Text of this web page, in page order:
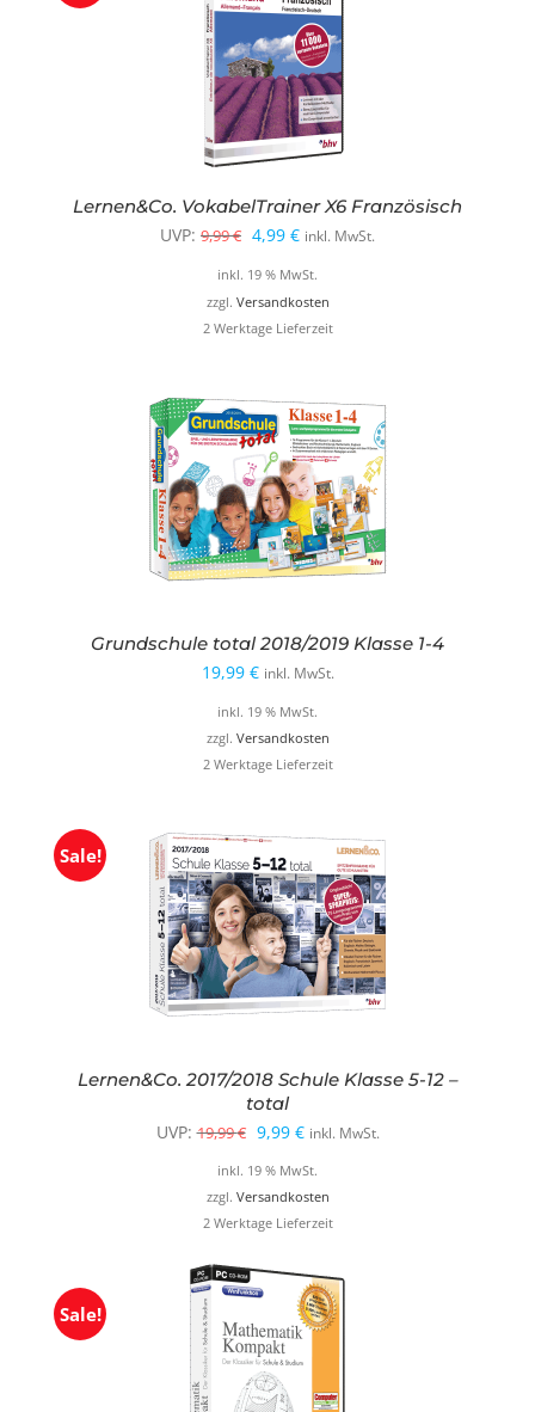
Lernen&Co. VokabelTrainer X6 Französisch
UVP: 9,99€ Ursprünglicher
Preis
war:
9,99 €
4,99 €Aktueller
Preis
ist:
4,99 €.
inkl. MwSt.
inkl. 19 % MwSt.
zzgl. Versandkosten
2 Werktage Lieferzeit
Grundschule total 2018/2019 Klasse 1-4
19,99 € inkl. MwSt.
inkl. 19 % MwSt.
zzgl. Versandkosten
2 Werktage Lieferzeit
Sale!
Lernen&Co. 2017/2018 Schule Klasse 5-12 –
total
UVP: 19,99€ Ursprünglicher
Preis
war:
19,99 €
9,99 €Aktueller
Preis
ist:
9,99 €.
inkl. MwSt.
inkl. 19 % MwSt.
zzgl. Versandkosten
2 Werktage Lieferzeit
Sale!